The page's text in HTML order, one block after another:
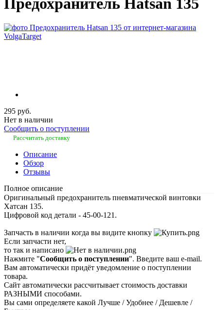
Предохранитель Hatsan 135
295 руб.
Нет в наличии
Сообщить о поступлении
Рассчитать доставку
Описание
Обзор
Отзывы
Полное описание
Оригинальный предохранитель пневматической винтовки
Хатсан 135.
Цифровой код детали - 45-00-121.
Запчасть в наличии когда вы видите кнопку
Если запчасти нет,
то так и написано
Нажмите "Сообщить о поступлении". Введите ваш e-mail.
Вам автоматически придёт уведомление о поступлении
товара.
Сайт автоматически рассчитывает стоимость доставки
РАЗНЫМИ способами.
Вы сами определяете какой Лучше / Удобнее / Дешевле /